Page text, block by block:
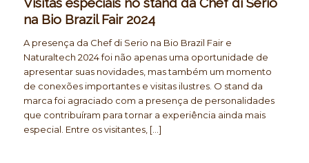
na Bio Brazil Fair 2024
A presença da Chef di Serio na Bio Brazil Fair e
Naturaltech 2024 foi não apenas uma oportunidade de
apresentar suas novidades, mas também um momento
de conexões importantes e visitas ilustres. O stand da
marca foi agraciado com a presença de personalidades
que contribuíram para tornar a experiência ainda mais
especial. Entre os visitantes, […]